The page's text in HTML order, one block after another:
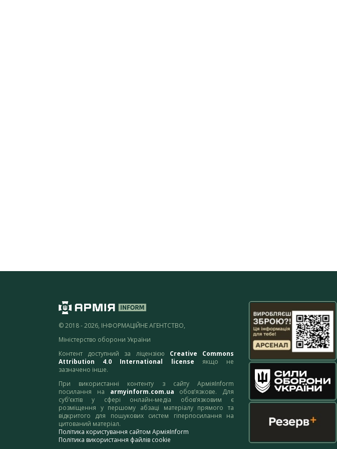
© 2018 - 2026, ІНФОРМАЦІЙНЕ АГЕНТСТВО,
Міністерство оборони України
Контент доступний за ліцензією Creative Commons
Attribution 4.0 International license якщо не
зазначено інше.
При використанні контенту з сайту АрміяInform
посилання на armyinform.com.ua обов’язкове. Для
суб’єктів у сфері онлайн-медіа обов’язковим є
розміщення у першому абзаці матеріалу прямого та
відкритого для пошукових систем гіперпосилання на
цитований матеріал.
Політика користування сайтом АрміяInform
Політика використання файлів cookie